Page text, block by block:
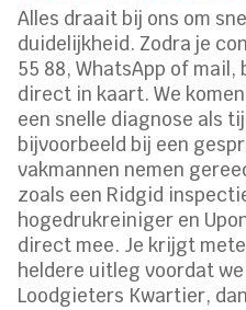
Alles draait bij ons om
duidelijkheid. Zodra je
55 88, WhatsApp of
direct in kaart. We
een snelle diagnose als
bijvoorbeeld bij een
vakmannen nemen
zoals een Ridgid
hogedrukreiniger en
direct mee. Je krijgt
heldere uitleg voordat
Loodgieters Kwartier,